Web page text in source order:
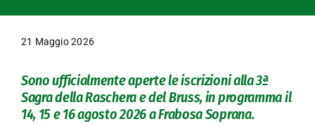
Formazione
Convenzioni
Fotogallery
Lavora con noi
21 Maggio 2026
Sono ufficialmente aperte le iscrizioni alla 3ª
Sagra della Raschera e del Bruss, in programma il
14, 15 e 16 agosto 2026 a Frabosa Soprana.